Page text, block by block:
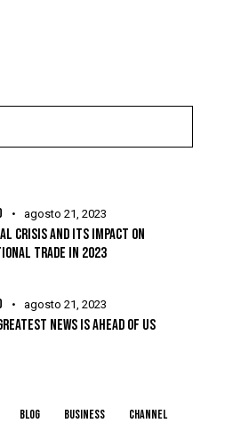
agosto 21, 2023
CRISIS AND ITS IMPACT ON
TRADE IN 2023
agosto 21, 2023
NEWS IS AHEAD OF US
blog business
channel